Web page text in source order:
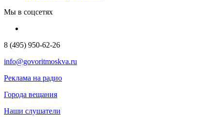
Мы в соцсетях
8 (495) 950-62-26
info@govoritmoskva.ru
Реклама на радио
Города вещания
Наши слушатели